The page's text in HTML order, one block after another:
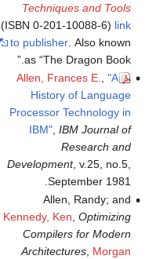
Techniques and Tools
(ISBN 0-201-10088-6) link
to publisher. Also known
as “The Dragon Book.”
Allen, Frances E.
"A
History of Language
Processor Technology in
IBM", IBM Journal of
Research and
Development, v.25, no.5,
September 1981.
Allen, Randy; and
Kennedy, Ken, Optimizing
Compilers for Modern
Architectures, Morgan